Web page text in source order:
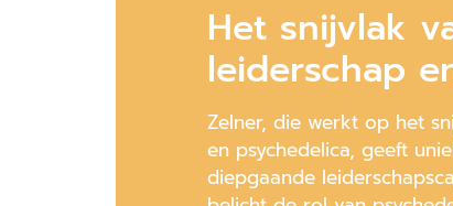
Het snijvlak
leiderschap
Zelner, die werkt op het
en psychedelica, geeft
diepgaande